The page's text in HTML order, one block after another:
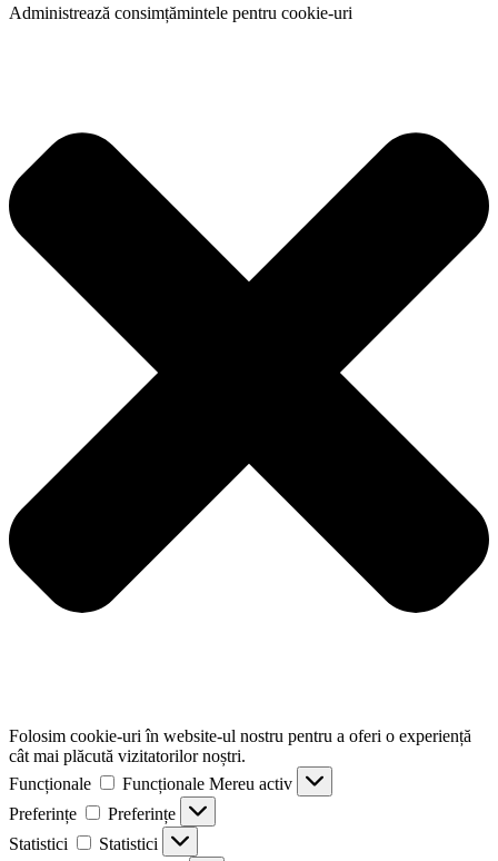
Administrează consimțămintele pentru cookie-uri
Folosim cookie-uri în website-ul nostru pentru a oferi o experiență
cât mai plăcută vizitatorilor noștri.
Funcționale
Funcționale Mereu activ
Preferințe
Preferințe
Statistici
Statistici